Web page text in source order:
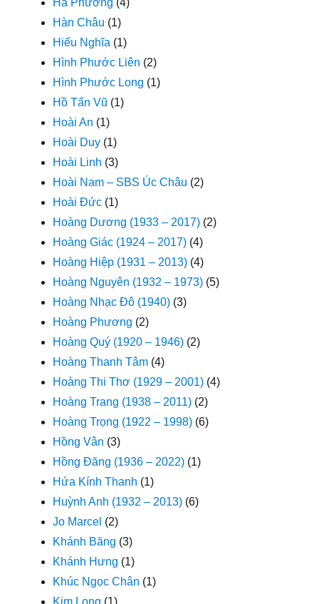
Hà Phương (4)
Hàn Châu (1)
Hiếu Nghĩa (1)
Hình Phước Liên (2)
Hình Phước Long (1)
Hồ Tấn Vũ (1)
Hoài An (1)
Hoài Duy (1)
Hoài Linh (3)
Hoài Nam – SBS Úc Châu (2)
Hoài Đức (1)
Hoàng Dương (1933 – 2017) (2)
Hoàng Giác (1924 – 2017) (4)
Hoàng Hiệp (1931 – 2013) (4)
Hoàng Nguyên (1932 – 1973) (5)
Hoàng Nhạc Đô (1940) (3)
Hoàng Phương (2)
Hoàng Quý (1920 – 1946) (2)
Hoàng Thanh Tâm (4)
Hoàng Thi Thơ (1929 – 2001) (4)
Hoàng Trang (1938 – 2011) (2)
Hoàng Trọng (1922 – 1998) (6)
Hồng Vân (3)
Hồng Đăng (1936 – 2022) (1)
Hứa Kính Thanh (1)
Huỳnh Anh (1932 – 2013) (6)
Jo Marcel (2)
Khánh Băng (3)
Khánh Hưng (1)
Khúc Ngọc Chân (1)